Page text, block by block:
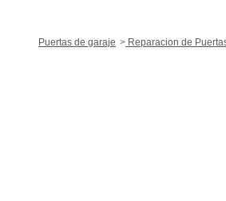
Puertas de garaje Reparacion de